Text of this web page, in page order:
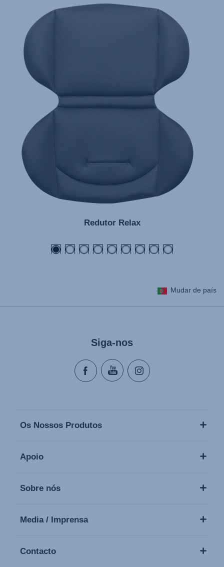
Redutor Relax
Mudar de país
Siga-nos
Os Nossos Produtos
Apoio
Sobre nós
Media / Imprensa
Contacto